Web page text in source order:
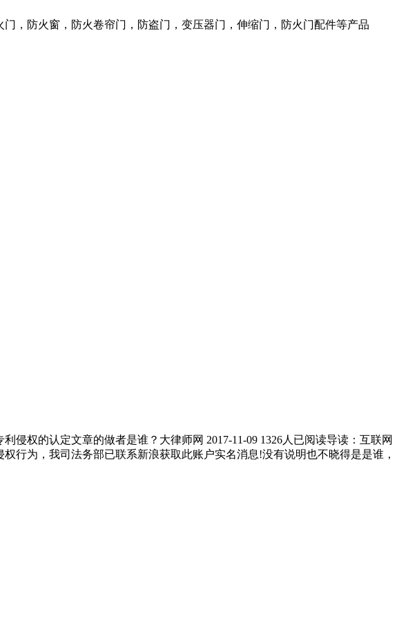
，防火窗，防火卷帘门，防盗门，变压器门，伸缩门，防火门配件等产品
权的认定文章的做者是谁？大律师网 2017-11-09 1326人已阅读导读：互联网
行为，我司法务部已联系新浪获取此账户实名消息!没有说明也不晓得是是谁，